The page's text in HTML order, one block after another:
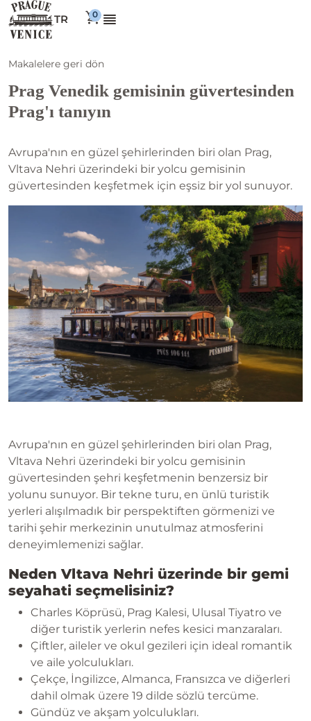
TR
Makalelere geri dön
Prag Venedik gemisinin güvertesinden
Prag'ı tanıyın
Avrupa'nın en güzel şehirlerinden biri olan Prag,
Vltava Nehri üzerindeki bir yolcu gemisinin
güvertesinden keşfetmek için eşsiz bir yol sunuyor.
Avrupa'nın en güzel şehirlerinden biri olan Prag,
Vltava Nehri üzerindeki bir yolcu gemisinin
güvertesinden şehri keşfetmenin benzersiz bir
yolunu sunuyor. Bir tekne turu, en ünlü turistik
yerleri alışılmadık bir perspektiften görmenizi ve
tarihi şehir merkezinin unutulmaz atmosferini
deneyimlemenizi sağlar.
Neden Vltava Nehri üzerinde bir gemi
seyahati seçmelisiniz?
Charles Köprüsü, Prag Kalesi, Ulusal Tiyatro ve
diğer turistik yerlerin nefes kesici manzaraları.
Çiftler, aileler ve okul gezileri için ideal romantik
ve aile yolculukları.
Çekçe, İngilizce, Almanca, Fransızca ve diğerleri
dahil olmak üzere 19 dilde sözlü tercüme.
Gündüz ve akşam yolculukları.